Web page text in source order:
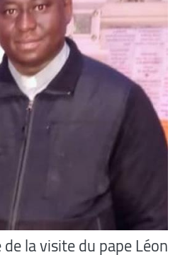
de la visite du pape Léon